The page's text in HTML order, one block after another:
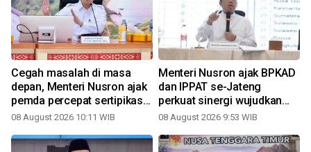
Cegah masalah di masa
depan, Menteri Nusron ajak
pemda percepat sertipikasi
tanah rumah ibadah di NTT
08 August 2026 10:11 WIB
Menteri Nusron ajak BPKAD
dan IPPAT se-Jateng
perkuat sinergi wujudkan
transformasi layanan
08 August 2026 9:53 WIB